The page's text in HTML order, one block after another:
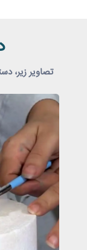
تصاویر زیر،